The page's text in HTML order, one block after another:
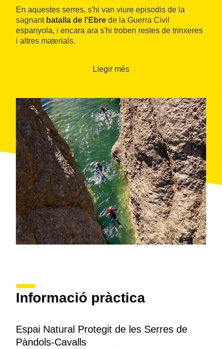
En aquestes serres, s'hi van viure episodis de la
sagnant batalla de l'Ebre de la Guerra Civil
espanyola, i encara ara s'hi troben restes de trinxeres
i altres materials.
elements de la cultura de la pedra seca, com
recreativa i una font. Una mica més amunt, a la cota
705, hi ha elmonument a la Pau, promogut per
l'anomenada «quinta del biberó» i dedicat a tots els
que van prendre part a la batalla de l'Ebre. Però un
dels punts més turístics i interessants és, sens dubte,
elbalneari de la Fontcalda(Gandesa). Es tracta d'un
balneari d'aigua medicinal a l'aire lliure, amb
equipaments per a pícnic i un restaurant. Se situa al
costat d'un santuari del segle XIV.
Llegir més
Informació pràctica
Espai Natural Protegit de les Serres de
Pàndols-Cavalls